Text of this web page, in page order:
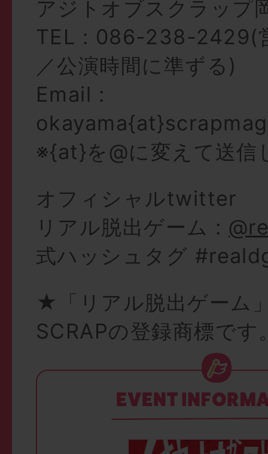
アジトオブスクラップ
TEL : 086-238-2429(
／公演時間に準ずる)
Email :
※{at}を@に変えて送信
オフィシャルtwitter
リアル脱出ゲーム :
式ハッシュタグ
★「リアル脱出ゲーム
SCRAPの登録商標です